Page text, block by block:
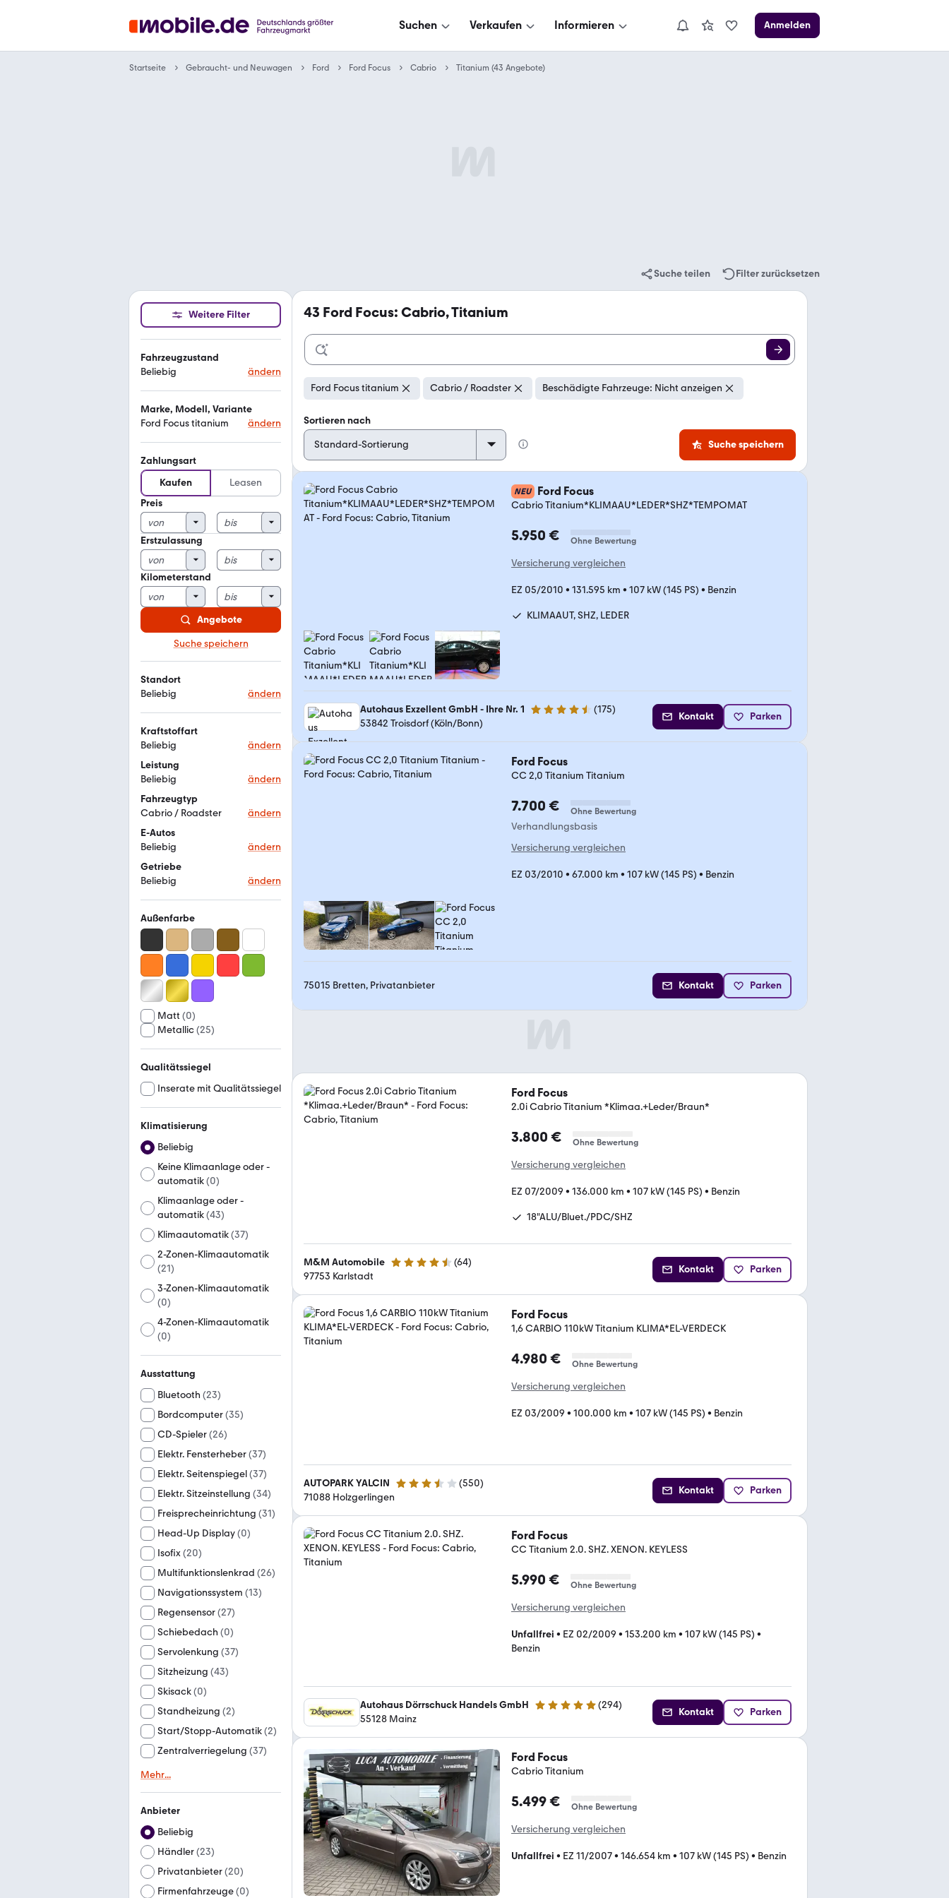
Suchen Verkaufen Informieren Anmelden
Startseite Gebraucht- und Neuwagen Ford Ford Focus Cabrio Titanium (43 Angebote)
Suche teilen Filter zurücksetzen
Weitere Filter
Fahrzeugzustand
Beliebig
ändern
Marke, Modell, Variante
Ford Focus titanium
ändern
Zahlungsart
Kaufen
Leasen
Preis
Erstzulassung
Kilometerstand
Angebote
Suche speichern
Standort
Beliebig
ändern
Kraftstoffart
Beliebig
ändern
Leistung
Beliebig
ändern
Fahrzeugtyp
Cabrio / Roadster
ändern
E-Autos
Beliebig
ändern
Getriebe
Beliebig
ändern
Außenfarbe
Matt (0)
Metallic(25)
Qualitätssiegel
Inserate mit Qualitätssiegel
Klimatisierung
Beliebig
Keine Klimaanlage oder -
automatik(0)
Klimaanlage oder -
automatik(43)
Klimaautomatik(37)
2-Zonen-Klimaautomatik
(21)
3-Zonen-Klimaautomatik
(0)
4-Zonen-Klimaautomatik
(0)
Ausstattung
Bluetooth (23)
Bordcomputer(35)
CD-Spieler(26)
Elektr. Fensterheber(37)
Elektr. Seitenspiegel(37)
Elektr. Sitzeinstellung (34)
Freisprecheinrichtung (31)
Head-Up Display(0)
Isofix(20)
Multifunktionslenkrad (26)
Navigationssystem (13)
Regensensor(27)
Schiebedach (0)
Servolenkung (37)
Sitzheizung (43)
Skisack(0)
Standheizung (2)
Start/Stopp-Automatik(2)
Zentralverriegelung (37)
Mehr...
Anbieter
Beliebig
Händler(23)
Privatanbieter(20)
Firmenfahrzeuge(0)
43 Ford Focus: Cabrio, Titanium
Ford Focus titanium Cabrio / Roadster Beschädigte Fahrzeuge: Nicht anzeigen
Sortieren nach
Suche speichern
NEU Ford Focus
Cabrio Titanium*KLIMAAU*LEDER*SHZ*TEMPOMAT
5.950 € Ohne Bewertung
Versicherung vergleichen
EZ 05/2010 • 131.595 km • 107 kW (145 PS) • Benzin
KLIMAAUT, SHZ, LEDER
Autohaus Exzellent GmbH - Ihre Nr. 1 4.7 Sterne (175)
53842 Troisdorf (Köln/Bonn)
Kontakt Parken
Ford Focus
CC 2,0 Titanium Titanium
7.700 € Ohne Bewertung
Verhandlungsbasis
Versicherung vergleichen
EZ 03/2010 • 67.000 km • 107 kW (145 PS) • Benzin
75015 Bretten, Privatanbieter Kontakt Parken
Ford Focus
2.0i Cabrio Titanium *Klimaa.+Leder/Braun*
3.800 € Ohne Bewertung
Versicherung vergleichen
EZ 07/2009 • 136.000 km • 107 kW (145 PS) • Benzin
18"ALU/Bluet./PDC/SHZ
M&M Automobile 4.3 Sterne (64)
97753 Karlstadt
Kontakt Parken
Ford Focus
1,6 CARBIO 110kW Titanium KLIMA*EL-VERDECK
4.980 € Ohne Bewertung
Versicherung vergleichen
EZ 03/2009 • 100.000 km • 107 kW (145 PS) • Benzin
AUTOPARK YALCIN 3.3 Sterne (550)
71088 Holzgerlingen
Kontakt Parken
Ford Focus
CC Titanium 2.0. SHZ. XENON. KEYLESS
5.990 € Ohne Bewertung
Versicherung vergleichen
Unfallfrei • EZ 02/2009 • 153.200 km • 107 kW (145 PS) •
Benzin
Autohaus Dörrschuck Handels GmbH 4.8 Sterne (294)
55128 Mainz
Kontakt Parken
Ford Focus
Cabrio Titanium
5.499 € Ohne Bewertung
Versicherung vergleichen
Unfallfrei • EZ 11/2007• 146.654 km • 107 kW (145 PS) • Benzin